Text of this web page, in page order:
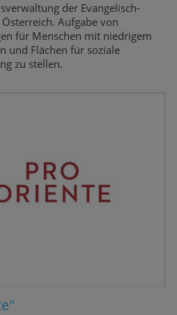
der Evangelisch-
Aufgabe von
für Menschen mit niedrigem
und Flächen für soziale
zu stellen.